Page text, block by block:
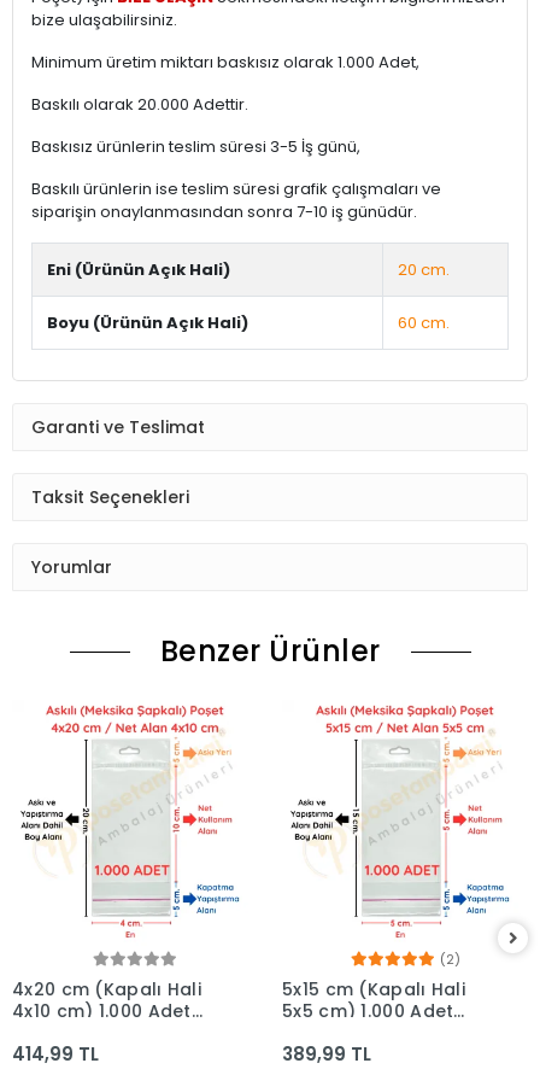
bize ulaşabilirsiniz.
Minimum üretim miktarı baskısız olarak 1.000 Adet,
Baskılı olarak 20.000 Adettir.
Baskısız ürünlerin teslim süresi 3-5 İş günü,
Baskılı ürünlerin ise teslim süresi grafik çalışmaları ve
siparişin onaylanmasından sonra 7-10 iş günüdür.
Eni (Ürünün Açık Hali) 20 cm.
Boyu (Ürünün Açık Hali) 60 cm.
Garanti ve Teslimat
Taksit Seçenekleri
Yorumlar
Benzer Ürünler
4x20 cm (Kapalı Hali
4x10 cm) 1.000 Adet
Şapkalı Poşet
414,99 TL
(2)
5x15 cm (Kapalı Hali
5x5 cm) 1.000 Adet
Şapkalı Poşet
389,99 TL